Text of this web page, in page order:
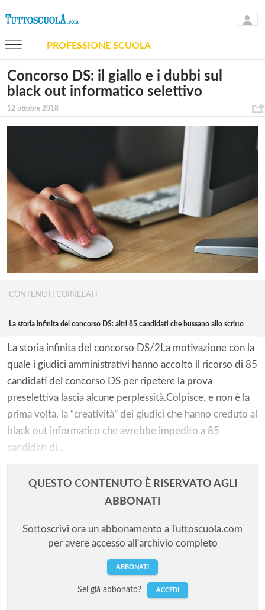
PROFESSIONE SCUOLA
Concorso DS: il giallo e i dubbi sul
black out informatico selettivo
12 ottobre 2018
CONTENUTI CORRELATI
La storia infinita del concorso DS: altri 85 candidati che bussano allo scritto
La storia infinita del concorso DS/2La motivazione con la
quale i giudici amministrativi hanno accolto il ricorso di 85
candidati del concorso DS per ripetere la prova
preselettiva lascia alcune perplessità.Colpisce, e non è la
prima volta, la “creatività” dei giudici che hanno creduto al
black out informatico che avrebbe impedito a 85
candidati di...
QUESTO CONTENUTO È RISERVATO AGLI
ABBONATI
Sottoscrivi ora un abbonamento a Tuttoscuola.com
per avere accesso all'archivio completo
ABBONATI
Sei già abbonato? ACCEDI